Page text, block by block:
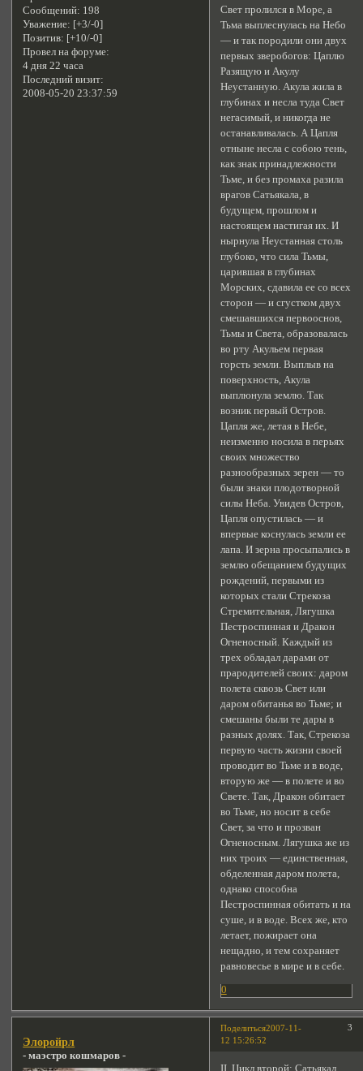
Сообщений: 198
Уважение: [+3/-0]
Позитив: [+10/-0]
Провел на форуме:
4 дня 22 часа
Последний визит:
2008-05-20 23:37:59
Свет пролился в Море, а
Тьма выплеснулась на Небо
— и так породили они двух
первых зверобогов: Цаплю
Разящую и Акулу
Неустанную. Акула жила в
глубинах и несла туда Свет
негасимый, и никогда не
останавливалась. А Цапля
отныне несла с собою тень,
как знак принадлежности
Тьме, и без промаха разила
врагов Сатьякала, в
будущем, прошлом и
настоящем настигая их. И
нырнула Неустанная столь
глубоко, что сила Тьмы,
царившая в глубинах
Морских, сдавила ее со всех
сторон — и сгустком двух
смешавшихся первооснов,
Тьмы и Света, образовалась
во рту Акульем первая
горсть земли. Выплыв на
поверхность, Акула
выплюнула землю. Так
возник первый Остров.
Цапля же, летая в Небе,
неизменно носила в перьях
своих множество
разнообразных зерен — то
были знаки плодотворной
силы Неба. Увидев Остров,
Цапля опустилась — и
впервые коснулась земли ее
лапа. И зерна просыпались в
землю обещанием будущих
рождений, первыми из
которых стали Стрекоза
Стремительная, Лягушка
Пестроспинная и Дракон
Огненосный. Каждый из
трех обладал дарами от
прародителей своих: даром
полета сквозь Свет или
даром обитанья во Тьме; и
смешаны были те дары в
разных долях. Так, Стрекоза
первую часть жизни своей
проводит во Тьме и в воде,
вторую же — в полете и во
Свете. Так, Дракон обитает
во Тьме, но носит в себе
Свет, за что и прозван
Огненосным. Лягушка же из
них троих — единственная,
обделенная даром полета,
однако способна
Пестроспинная обитать и на
суше, и в воде. Всех же, кто
летает, пожирает она
нещадно, и тем сохраняет
равновесье в мире и в себе.
0
Поделиться 3
2007-11-
12 15:26:52
Элоройрл
- маэстро кошмаров -